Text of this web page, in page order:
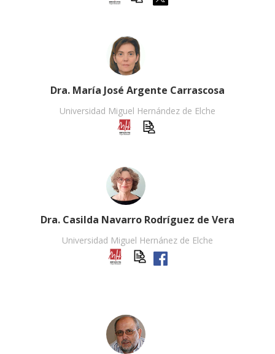
Dra. María José Argente Carrascosa
Universidad Miguel Hernández de Elche
Dra. Casilda Navarro Rodríguez de Vera
Universidad Miguel Hernánez de Elche